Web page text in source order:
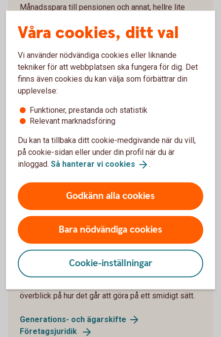
Månadsspara till pensionen och annat, hellre lite
sparande efter hur lång tid det är kvar tills du ska
använda det. Hitta det sätt att spara på som passar
dig och dina mål.
Spara ochplacera
Pension
Vi hjälper dig med liv- och sakförsäkringar. Och du
kan få råd om familjejuridik, till exempel testamente,
Försäkringar
Familjejuridik och juridiskatjänster
Generationsskifte
Planerar ett ägarskifte i ditt företag eller har andra
överblick på hur det går att göra på ett smidigt sätt.
Generations- och ägarskifte
Företagsjuridik
Våra cookies, ditt val
Vi använder nödvändiga cookies eller liknande
tekniker för att webbplatsen ska fungera för dig. Det
finns även cookies du kan välja som förbättrar din
upplevelse:
Funktioner, prestanda och statistik
Relevant marknadsföring
Du kan ta tillbaka ditt cookie-medgivande när du vill,
på cookie-sidan eller under din profil när du är
inloggad. Så hanterar vi cookies .
Godkänn alla cookies
Bara nödvändiga cookies
Cookie-inställningar